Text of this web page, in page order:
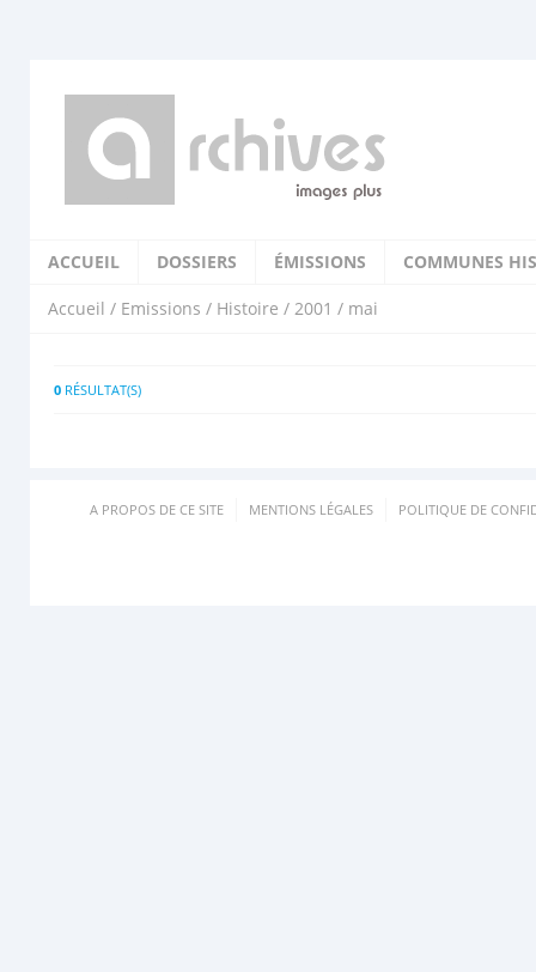
ACCUEIL DOSSIERS ÉMISSIONS COMMUNES
Accueil / Emissions / Histoire / 2001 / mai
0 RÉSULTAT(S)
A PROPOS DE CE SITE MENTIONS LÉGALES POLITIQUE DE